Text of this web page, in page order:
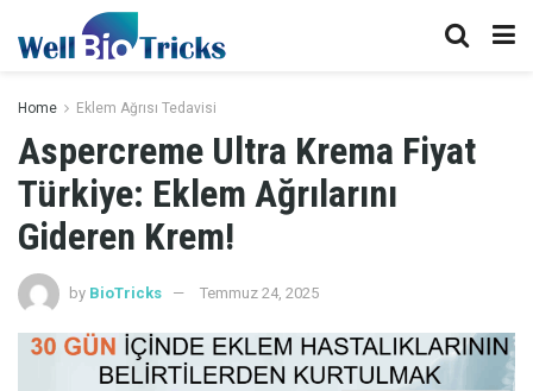
Home Eklem Ağrısı Tedavisi
Aspercreme Ultra Krema Fiyat
Türkiye: Eklem Ağrılarını
Gideren Krem!
by BioTricks Temmuz 24, 2025